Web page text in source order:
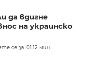
да вдигне
на украинско
се за: 01:12 мин.